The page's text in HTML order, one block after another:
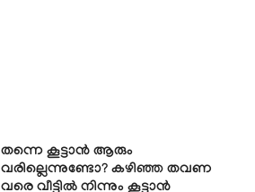
തന്നെ കൂട്ടാൻ ആരും
വരില്ലെന്നുണ്ടോ? കഴിഞ്ഞ തവണ
വരെ വീട്ടിൽ നിന്നും കൂട്ടാൻ